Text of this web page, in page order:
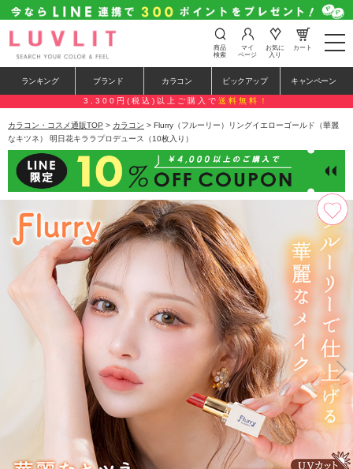
t
o
e
n
a
a
i
o
n
商品
検索
マイ
ページ
お気に
入り
カート
ランキング ブランド カラコン ピックアップ キャンペーン
3,300円(税込)以上ご購入で 送料無料！
カラコン・コスメ通販TOP > カラコン > Flurry（フルーリー）リングイエローゴールド（華麗
なキツネ） 明日花キララプロデュース（10枚入り）